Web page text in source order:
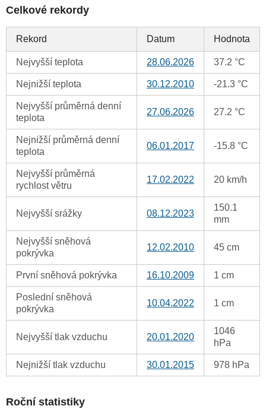
Celkové rekordy
Rekord Datum Hodnota
Nejvyšší teplota 28.06.2026 37.2 °C
Nejnižší teplota 30.12.2010 -21.3 °C
Nejvyšší průměrná denní
teplota
27.06.2026 27.2 °C
Nejnižší průměrná denní
teplota
06.01.2017 -15.8 °C
Nejvyšší průměrná
rychlost větru
17.02.2022 20 km/h
Nejvyšší srážky 08.12.2023
150.1
mm
Nejvyšší sněhová
pokrývka
12.02.2010 45 cm
První sněhová pokrývka 16.10.2009 1 cm
Poslední sněhová
pokrývka
10.04.2022 1 cm
Nejvyšší tlak vzduchu 20.01.2020
1046
hPa
Nejnižší tlak vzduchu 30.01.2015 978 hPa
Roční statistiky